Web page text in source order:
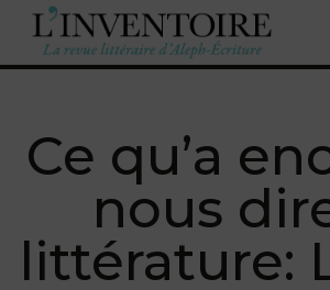
Ce qu’a
nous
littérature: